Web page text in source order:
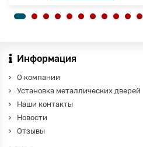
Информация
О компании
Установка металлических дверей
Наши контакты
Новости
Отзывы